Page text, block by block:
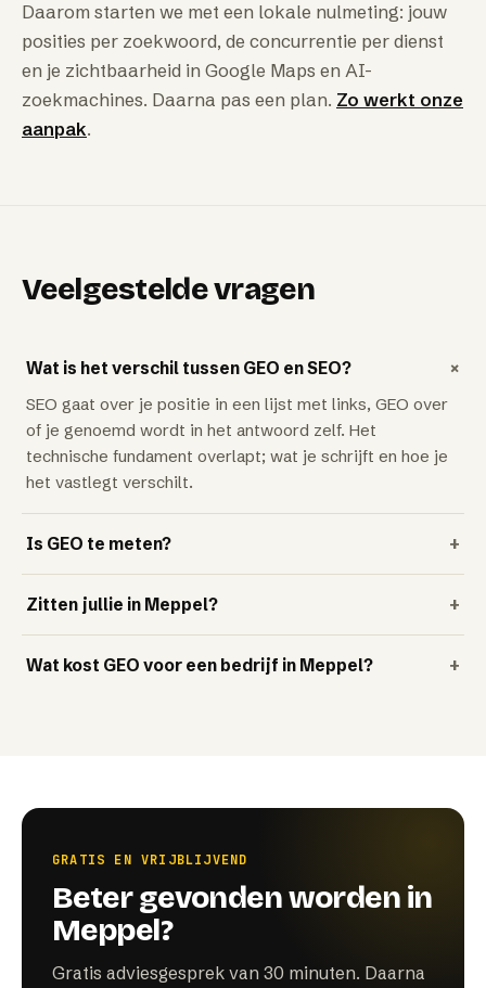
Daarom starten we met een lokale nulmeting: jouw
posities per zoekwoord, de concurrentie per dienst
en je zichtbaarheid in Google Maps en AI-
zoekmachines. Daarna pas een plan. Zo werkt onze
aanpak.
Veelgestelde vragen
Wat is het verschil tussen GEO en SEO? +
SEO gaat over je positie in een lijst met links, GEO over
of je genoemd wordt in het antwoord zelf. Het
technische fundament overlapt; wat je schrijft en hoe je
het vastlegt verschilt.
Is GEO te meten? +
Zitten jullie in Meppel? +
Wat kost GEO voor een bedrijf in Meppel? +
GRATIS EN VRIJBLIJVEND
Beter gevonden worden in
Meppel?
Gratis adviesgesprek van 30 minuten. Daarna